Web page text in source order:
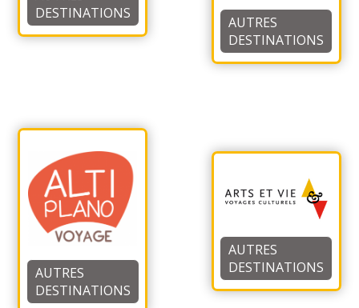
DESTINATIONS
AUTRES
DESTINATIONS
AUTRES
DESTINATIONS
AUTRES
DESTINATIONS